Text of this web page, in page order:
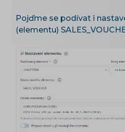
Pojďme se podívat i
(elementu)